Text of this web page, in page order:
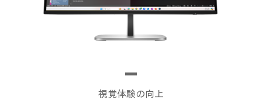
視覚体験の向上